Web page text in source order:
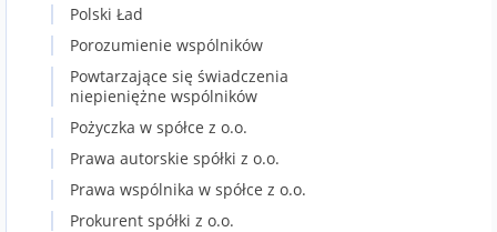
Polski Ład
Porozumienie wspólników
Powtarzające się świadczenia
niepieniężne wspólników
Pożyczka w spółce z o.o.
Prawa autorskie spółki z o.o.
Prawa wspólnika w spółce z o.o.
Prokurent spółki z o.o.